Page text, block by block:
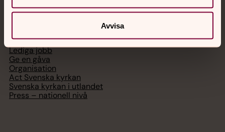
Avvisa
Svenska kyrkan
Bli medlem
Lediga jobb
Ge en gåva
Organisation
Act Svenska kyrkan
Svenska kyrkan i utlandet
Press – nationell nivå